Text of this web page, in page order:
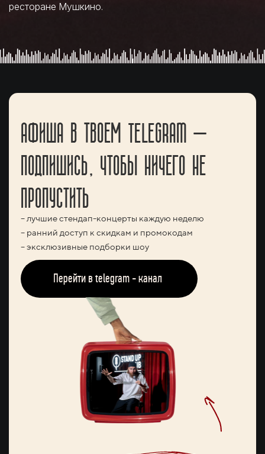
ресторане Мушкино.
АФИША В ТВОЕМ TELEGRAM —
ПОДПИШИСЬ, ЧТОБЫ НИЧЕГО НЕ
ПРОПУСТИТЬ
– лучшие стендап-концерты каждую неделю
– ранний доступ к скидкам и промокодам
– эксклюзивные подборки шоу
Перейти в telegram - канал